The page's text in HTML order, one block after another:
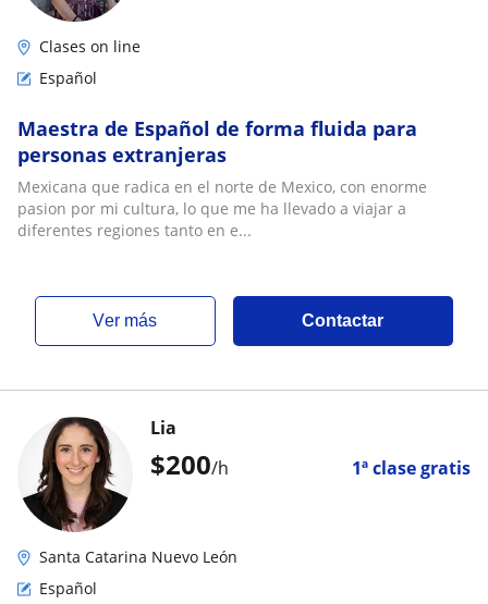
Clases on line
Español
Maestra de Español de forma fluida para
personas extranjeras
Mexicana que radica en el norte de Mexico, con enorme
pasion por mi cultura, lo que me ha llevado a viajar a
diferentes regiones tanto en e...
ver más Contactar
$200/h 1ª clase gratis
Lia
Santa Catarina Nuevo León
Español